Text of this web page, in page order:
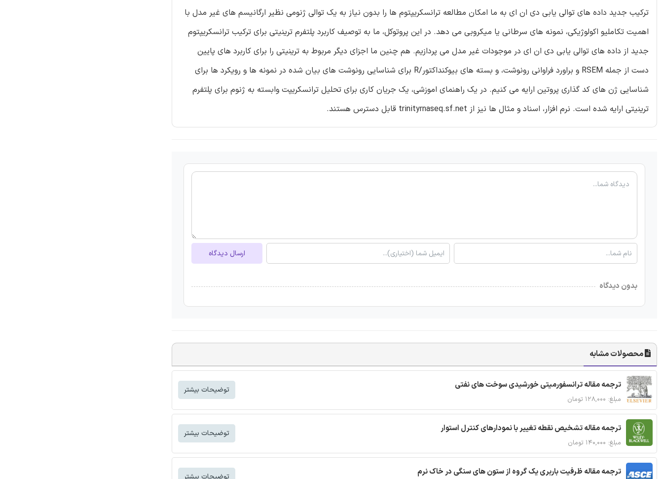
ترکیب جدید داده های توالی یابی دی ان ای به ما امکان مطالعه ترانسکریپتوم ها را بدون نیاز به یک توالی ژنومی نظیر ارگانیسم های غیر مدل با
اهمیت تکاملیو اکولوژیکی، نمونه های سرطانی یا میکروبی می دهد. در این پروتوکل، ما به توصیف کاربرد پلتفرم ترینیتی برای ترکیب ترانسکریپتوم
جدید از داده های توالی یابی دی ان ای در موجودات غیر مدل می پردازیم. هم چنین ما اجزای دیگر مربوط به ترینیتی را برای کاربرد های پایین
دست از جمله RSEM و براورد فراوانی رونوشت، و بسته های بیوکنداکتور/R برای شناسایی رونوشت های بیان شده در نمونه ها و رویکرد ها برای
شناسایی ژن های کد گذاری پروتین ارایه می کنیم. در یک راهنمای اموزشی، یک جریان کاری برای تحلیل ترانسکریپت وابسته به ژنوم برای پلتفرم
ترینیتی ارایه شده است. نرم افزار، اسناد و مثال ها نیز از trinityrnaseq.sf.net قابل دسترس هستند.
ارسال دیدگاه
بدون دیدگاه
محصولات مشابه
ترجمه مقاله ترانسفورمیتی خورشیدی سوخت های نفتی
مبلغ: ۱۲۸,۰۰۰ تومان
توضیحات بیشتر
ترجمه مقاله تشخیص نقطه تغییر با نمودارهای کنترل استوار
مبلغ: ۱۴۰,۰۰۰ تومان
توضیحات بیشتر
ترجمه مقاله ظرفیت باربری یک گروه از ستون های سنگی در خاک نرم